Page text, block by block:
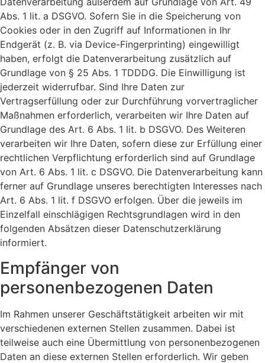
Abs. 1 lit. a DSGVO. Sofern Sie in die Speicherung von
Cookies oder in den Zugriff auf Informationen in Ihr
Endgerät (z. B. via Device-Fingerprinting) eingewilligt
haben, erfolgt die Datenverarbeitung zusätzlich auf
Grundlage von § 25 Abs. 1 TDDDG. Die Einwilligung ist
jederzeit widerrufbar. Sind Ihre Daten zur
Vertragserfüllung oder zur Durchführung vorvertraglicher
Maßnahmen erforderlich, verarbeiten wir Ihre Daten auf
Grundlage des Art. 6 Abs. 1 lit. b DSGVO. Des Weiteren
verarbeiten wir Ihre Daten, sofern diese zur Erfüllung einer
rechtlichen Verpflichtung erforderlich sind auf Grundlage
von Art. 6 Abs. 1 lit. c DSGVO. Die Datenverarbeitung kann
ferner auf Grundlage unseres berechtigten Interesses nach
Art. 6 Abs. 1 lit. f DSGVO erfolgen. Über die jeweils im
Einzelfall einschlägigen Rechtsgrundlagen wird in den
folgenden Absätzen dieser Datenschutzerklärung
informiert.
Empfänger von
personenbezogenen Daten
Im Rahmen unserer Geschäftstätigkeit arbeiten wir mit
verschiedenen externen Stellen zusammen. Dabei ist
teilweise auch eine Übermittlung von personenbezogenen
Daten an diese externen Stellen erforderlich. Wir geben